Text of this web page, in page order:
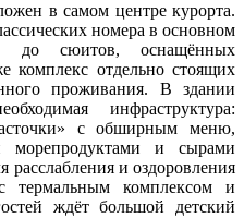
в самом центре курорта.
номера в основном
до сюитов, оснащённых
комплекс отдельно стоящих
проживания. В здании
инфраструктура:
с обширным меню,
морепродуктами и сырами
расслабления и оздоровления
термальным комплексом и
ждёт большой детский